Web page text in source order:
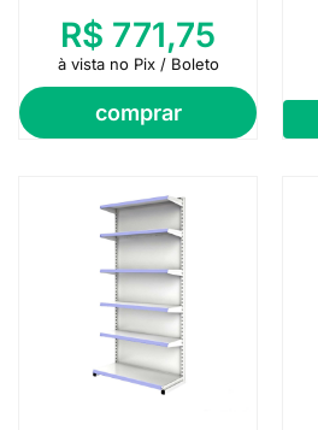
comprar
R$ 771,75
à vista no Pix / Boleto